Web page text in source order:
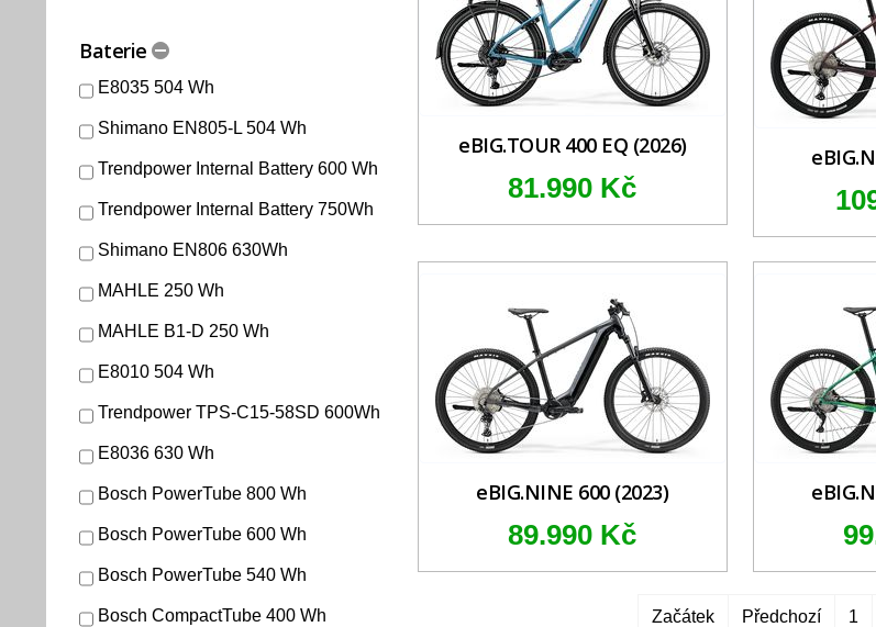
Baterie
E8035 504 Wh
Shimano EN805-L 504 Wh
Trendpower Internal Battery 600 Wh
Trendpower Internal Battery 750Wh
Shimano EN806 630Wh
MAHLE 250 Wh
MAHLE B1-D 250 Wh
E8010 504 Wh
Trendpower TPS-C15-58SD 600Wh
E8036 630 Wh
Bosch PowerTube 800 Wh
Bosch PowerTube 600 Wh
Bosch PowerTube 540 Wh
Bosch CompactTube 400 Wh
eBIG.TOUR 400 EQ (2026)
81.990 Kč
eBIG.NINE 600 (2023)
89.990 Kč
Začátek Předchozí 1